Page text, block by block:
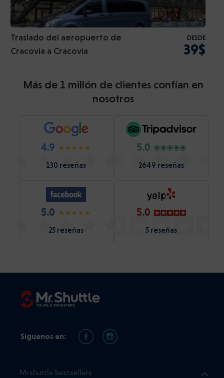
Traslado del aeropuerto de
Cracovia a Cracovia
DESDE
39$
Más de 1 millón de clientes confían en
nosotros
4.9
130 reseñas
5.0
2649 reseñas
5.0
25 reseñas
5.0
5 reseñas
Mrshuttle bestsellers
Síguenos en: